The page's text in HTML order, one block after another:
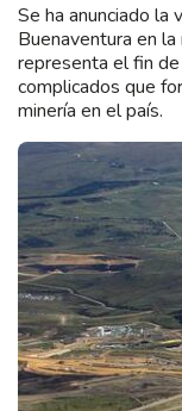
Se ha anunciado la
Buenaventura en la
representa el fin
complicados que
minería en el país.